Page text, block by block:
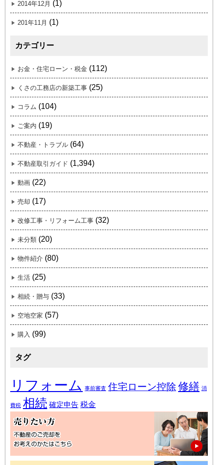
2014年12月 (1)
201年11月 (1)
カテゴリー
お金・住宅ローン・税金 (112)
くさの工務店の新築工事 (25)
コラム (104)
ご案内 (19)
不動産・トラブル (64)
不動産取引ガイド (1,394)
動画 (22)
売却 (17)
改修工事・リフォーム工事 (32)
未分類 (20)
物件紹介 (80)
生活 (25)
相続・贈与 (33)
空地空家 (57)
購入 (99)
タグ
リフォーム 事前審査 住宅ローン控除 修繕 消
費税 相続 確定申告 税金